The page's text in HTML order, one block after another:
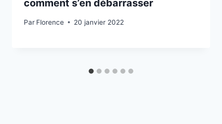
comment s’en débarrasser
Par Florence 20 janvier 2022